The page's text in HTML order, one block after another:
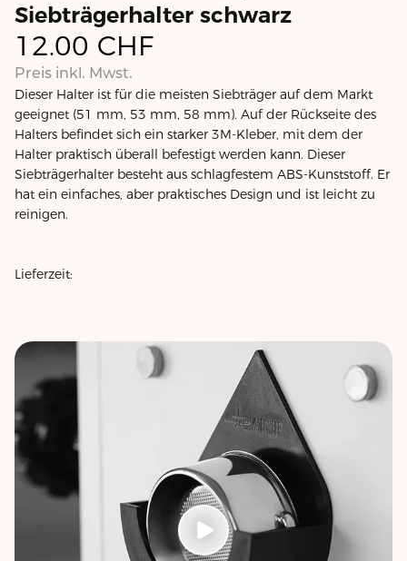
Siebträgerhalter schwarz
12.00 CHF
Preis inkl. Mwst.
Dieser Halter ist für die meisten Siebträger auf dem Markt
geeignet (51 mm, 53 mm, 58 mm). Auf der Rückseite des
Halters befindet sich ein starker 3M-Kleber, mit dem der
Halter praktisch überall befestigt werden kann. Dieser
Siebträgerhalter besteht aus schlagfestem ABS-Kunststoff. Er
hat ein einfaches, aber praktisches Design und ist leicht zu
reinigen.
Lieferzeit: